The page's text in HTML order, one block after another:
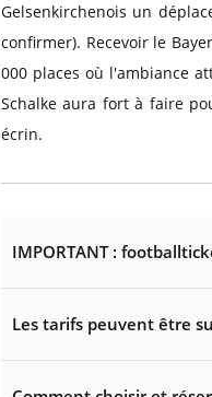
Gelsenkirchenois un
confirmer). Recevoir le
000 places où l'ambiance
Schalke aura fort à faire
écrin.
IMPORTANT :
Les tarifs peuvent être